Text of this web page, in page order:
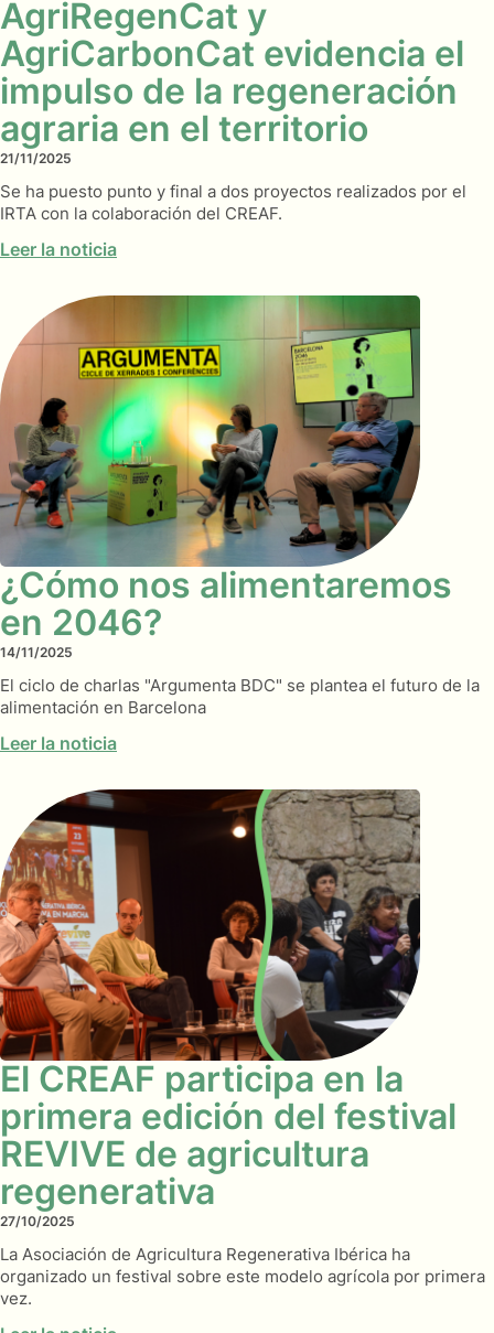
AgriRegenCat y
AgriCarbonCat evidencia el
impulso de la regeneración
agraria en el territorio
21/11/2025
Se ha puesto punto y final a dos proyectos realizados por el
IRTA con la colaboración del CREAF.
Leer la noticia
¿Cómo nos alimentaremos
en 2046?
14/11/2025
El ciclo de charlas "Argumenta BDC" se plantea el futuro de la
alimentación en Barcelona
Leer la noticia
El CREAF participa en la
primera edición del festival
REVIVE de agricultura
regenerativa
27/10/2025
La Asociación de Agricultura Regenerativa Ibérica ha
organizado un festival sobre este modelo agrícola por primera
vez.